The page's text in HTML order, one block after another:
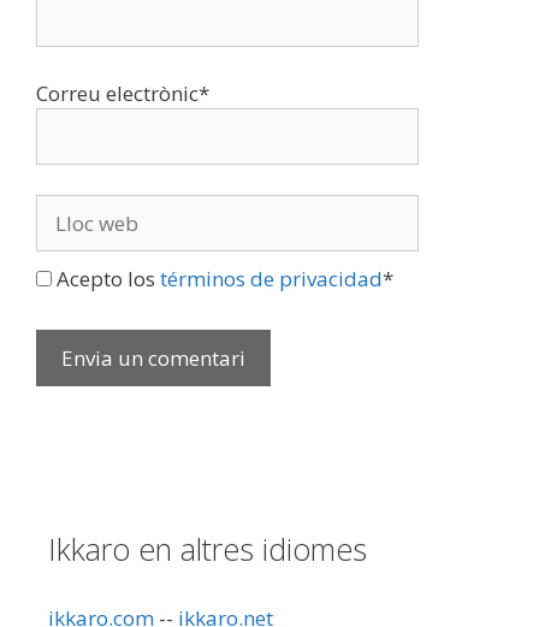
Correu electrònic*
web
Acepto los términos de privacidad*
Ikkaro en altres idiomes
ikkaro.com -- ikkaro.net